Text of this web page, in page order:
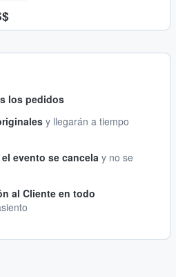
los pedidos
y llegarán a tiempo
evento se cancela y no se
al Cliente en todo